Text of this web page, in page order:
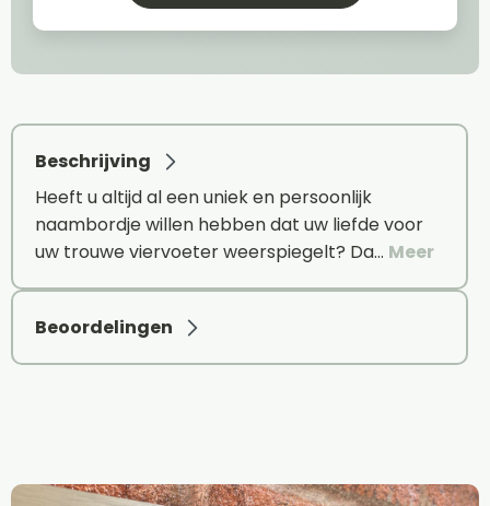
Beschrijving
Heeft u altijd al een uniek en persoonlijk
naambordje willen hebben dat uw liefde voor
uw trouwe viervoeter weerspiegelt? Da… Meer
Beoordelingen